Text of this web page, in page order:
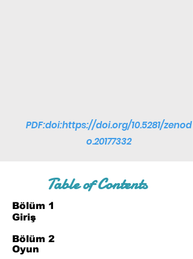
PDF:doi:https://doi.org/10.5281/zenod
o.20177332
Table of Contents
Bölüm 1
Giriş
Bölüm 2
Oyun